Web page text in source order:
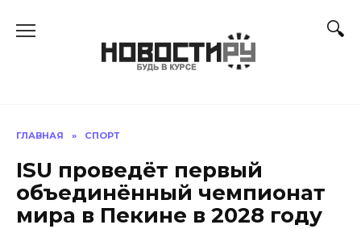
ГЛАВНАЯ » СПОРТ
ISU проведёт первый
объединённый чемпионат
мира в Пекине в 2028 году